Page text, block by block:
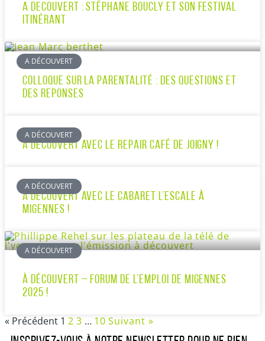
A DECOUVERT : STÉPHANE BOUCLY ET SON FESTIVAL
ITINÉRANT
A DÉCOUVERT
COLLOQUE SUR LA PARENTALITÉ : DES QUESTIONS ET
DES REPONSES
A DÉCOUVERT
À DÉCOUVERT AVEC LE REPAIR CAFÉ DE JOIGNY !
A DÉCOUVERT
À DÉCOUVERT AVEC LE CABARET L’ESCALE À
MIGENNES !
A DÉCOUVERT
À DÉCOUVERT – FORUM DE L’EMPLOI DE MIGENNES
2025 !
« Précédent 1 2 3 … 10 Suivant »